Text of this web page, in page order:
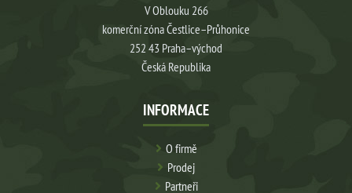
V Oblouku 266
komerční zóna Čestlice–Průhonice
252 43 Praha–východ
Česká Republika
INFORMACE
O firmě
Prodej
Partneři